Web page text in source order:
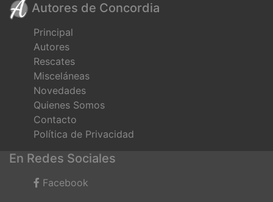
Autores de Concordia
Principal
Autores
Rescates
Misceláneas
Novedades
Quienes Somos
Contacto
Política de Privacidad
En Redes Sociales
Facebook